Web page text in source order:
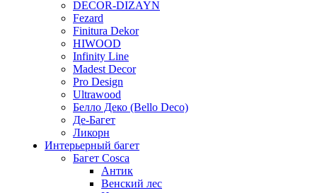
DECOR-DIZAYN
Fezard
Finitura Dekor
HIWOOD
Infinity Line
Madest Decor
Pro Design
Ultrawood
Белло Деко (Bello Deco)
Де-Багет
Ликорн
Интерьерный багет
Багет Cosca
Антик
Венский лес